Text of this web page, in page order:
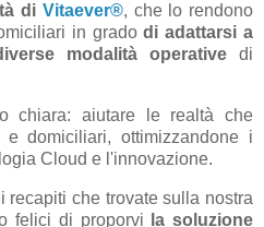
di Vitaever®, che lo rendono
in gradodi adattarsi a
modalità operative di
chiara: aiutare le realtà che
domiciliari, ottimizzandone i
Cloud e l'innovazione.
recapiti che trovate sulla nostra
felici di proporvi la soluzione